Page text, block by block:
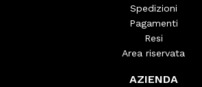
Spedizioni
Pagamenti
Resi
Area riservata
AZIENDA